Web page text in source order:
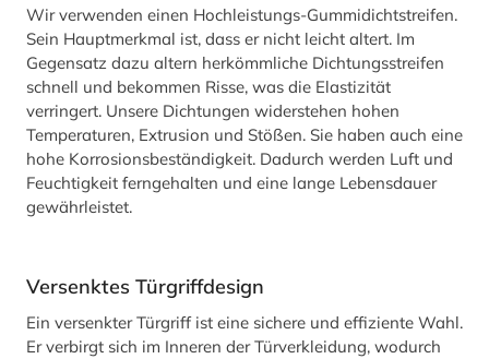
Wir verwenden einen Hochleistungs-Gummidichtstreifen.
Sein Hauptmerkmal ist, dass er nicht leicht altert. Im
Gegensatz dazu altern herkömmliche Dichtungsstreifen
schnell und bekommen Risse, was die Elastizität
verringert. Unsere Dichtungen widerstehen hohen
Temperaturen, Extrusion und Stößen. Sie haben auch eine
hohe Korrosionsbeständigkeit. Dadurch werden Luft und
Feuchtigkeit ferngehalten und eine lange Lebensdauer
gewährleistet.
Versenktes Türgriffdesign
Ein versenkter Türgriff ist eine sichere und effiziente Wahl.
Er verbirgt sich im Inneren der Türverkleidung, wodurch